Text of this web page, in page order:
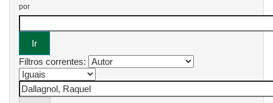
por
Filtros correntes: